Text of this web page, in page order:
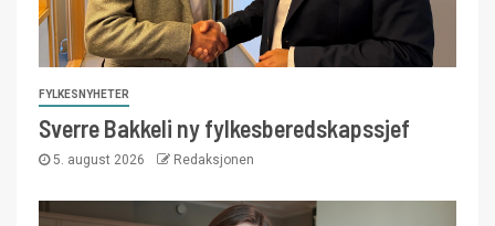
FYLKESNYHETER
Sverre Bakkeli ny fylkesberedskapssjef
5. august 2026 Redaksjonen